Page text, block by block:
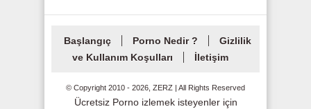
Başlangıç Porno Nedir ?
Gizlilik
ve Kullanım Koşulları
İletişim
© Copyright 2010 - 2026, ZERZ | All Rights Reserved
Ücretsiz Porno izlemek isteyenler için